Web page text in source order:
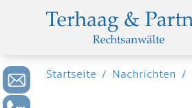
Startseite / Nachrichten /